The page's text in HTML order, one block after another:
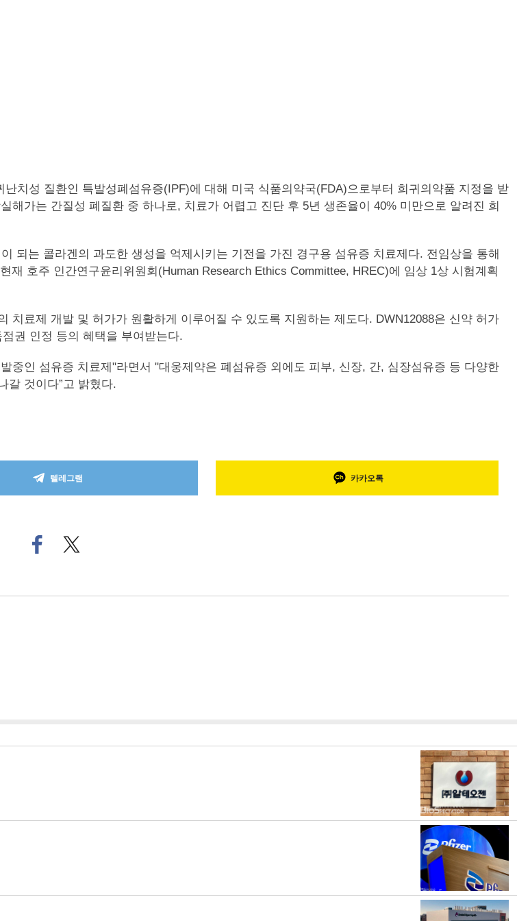
치성 질환인 특발성폐섬유증(IPF)에 대해 미국 식품의약국(FDA)으로부터 희귀의약품 지정을 받
가는 간질성 폐질환 중 하나로, 치료가 어렵고 진단 후 5년 생존율이 40% 미만으로 알려진 희
되는 콜라겐의 과도한 생성을 억제시키는 기전을 가진 경구용 섬유증 치료제다. 전임상을 통해
호주 인간연구윤리위원회(Human Research Ethics Committee, HREC)에 임상 1상 시험계획
치료제 개발 및 허가가 원활하게 이루어질 수 있도록 지원하는 제도다. DWN12088은 신약 허가
권 인정 등의 혜택을 부여받는다.
중인 섬유증 치료제"라면서 "대웅제약은 폐섬유증 외에도 피부, 신장, 간, 심장섬유증 등 다양한
갈 것이다”고 밝혔다.
텔레그램 카카오톡
페
이
트위
터로